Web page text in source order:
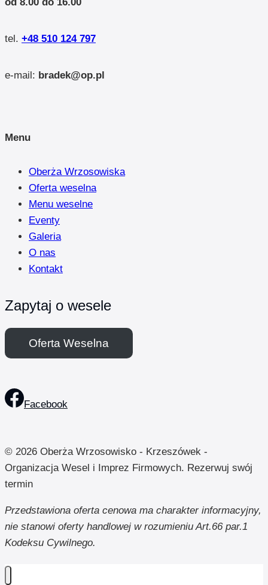
tel. +48 510 124 797
e-mail: bradek@op.pl
Menu
Oberża Wrzosowiska
Oferta weselna
Menu weselne
Eventy
Galeria
O nas
Kontakt
Zapytaj o wesele
Oferta Weselna
Facebook
© 2026 Oberża Wrzosowisko - Krzeszówek -
Organizacja Wesel i Imprez Firmowych. Rezerwuj swój
termin
Przedstawiona oferta cenowa ma charakter informacyjny,
nie stanowi oferty handlowej w rozumieniu Art.66 par.1
Kodeksu Cywilnego.